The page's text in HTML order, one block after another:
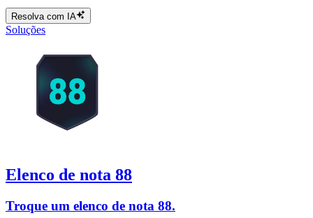
Resolva com IA
Soluções
Elenco de nota 88
Troque um elenco de nota 88.